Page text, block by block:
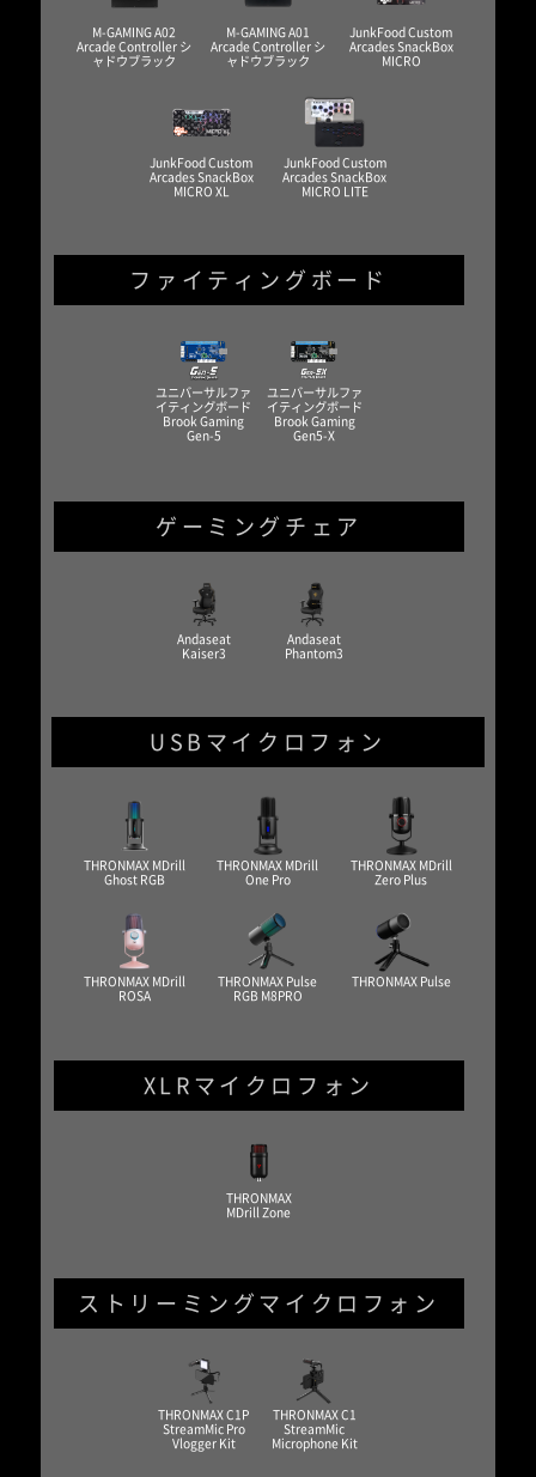
M-GAMING A02
Arcade Controller シ
ャドウブラック
M-GAMING A01
Arcade Controller シ
ャドウブラック
JunkFood Custom
Arcades SnackBox
MICRO
JunkFood Custom
Arcades SnackBox
MICRO XL
JunkFood Custom
Arcades SnackBox
MICRO LITE
ファイティングボード
ユニバーサルファ
イティングボード
Brook Gaming
Gen-5
ユニバーサルファ
イティングボード
Brook Gaming
Gen5-X
ゲーミングチェア
Andaseat
Kaiser3
Andaseat
Phantom3
USBマイクロフォン
THRONMAX MDrill
Ghost RGB
THRONMAX MDrill
One Pro
THRONMAX MDrill
Zero Plus
THRONMAX MDrill
ROSA
THRONMAX Pulse
RGB M8PRO
THRONMAX Pulse
XLRマイクロフォン
THRONMAX
MDrill Zone
ストリーミングマイクロフォン
THRONMAX C1P
StreamMic Pro
Vlogger Kit
THRONMAX C1
StreamMic
Microphone Kit